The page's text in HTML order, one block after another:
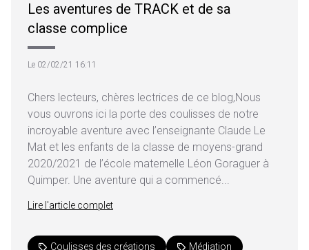
Les aventures de TRACK et de sa
classe complice
Le 02/02/21 16:11
Chers lecteurs, chères lectrices de ce blog,Nous
vous ouvrons ici la porte des coulisses de notre
incroyable aventure avec l’enseignante Claude Le
Mat et les enfants de la classe de moyens-grand
2020/2021 de l’école maternelle Léon Goraguer à
Quimper. Une aventure qui a commencé...
Lire l'article complet
Coulisses des créations Médiation